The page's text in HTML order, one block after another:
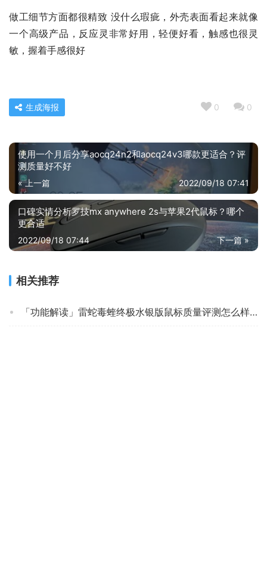
做工细节方面都很精致 没什么瑕疵，外壳表面看起来就像
一个高级产品，反应灵非常好用，轻便好看，触感也很灵
敏，握着手感很好
0 0
生成海报
使用一个月后分享aocq24n2和aocq24v3哪款更适合？评
测质量好不好
« 上一篇 2022/09/18 07:41
口碑实情分析罗技mx anywhere 2s与苹果2代鼠标？哪个
更合适
下一篇 »
2022/09/18 07:44
相关推荐
「功能解读」雷蛇毒蝰终极水银版鼠标质量评测怎么样好不好用？